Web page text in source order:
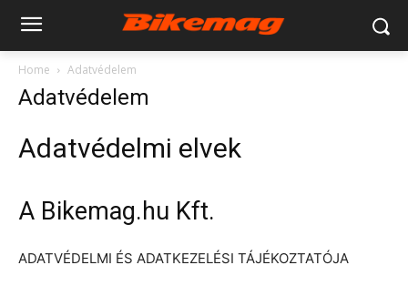
Home Adatvédelem
Adatvédelem
Adatvédelmi elvek
A Bikemag.hu Kft.
ADATVÉDELMI ÉS ADATKEZELÉSI TÁJÉKOZTATÓJA